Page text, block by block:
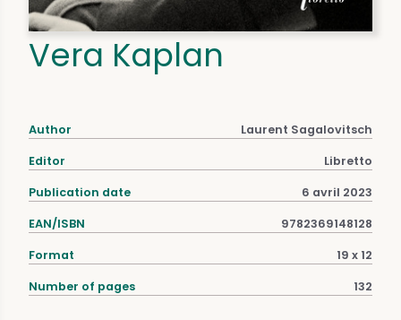
Vera Kaplan
Author Laurent Sagalovitsch
Editor Libretto
Publication date 6 avril 2023
EAN/ISBN 9782369148128
Format 19 x 12
Number of pages 132